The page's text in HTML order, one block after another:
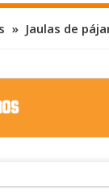
» Jaulas de